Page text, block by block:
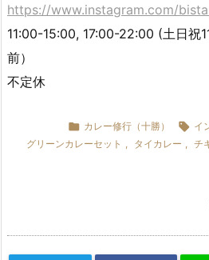
https://www.instagram.com/
11:00-15:00, 17:00-22:00 (土日祝
前）
不定休
 カレー修行（十勝）  イ
グリーンカレーセット
タイカレー チ